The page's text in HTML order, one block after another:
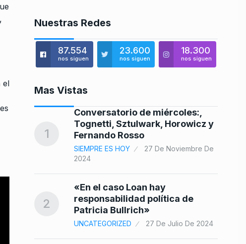
el
Nuestras Redes
87.554
nos siguen
23.600
nos siguen
18.300
nos siguen
Mas Vistas
se
1
Conversatorio de miércoles:,
Tognetti, Sztulwark, Horowicz y
Fernando Rosso
SIEMPRE ES HOY
27 De Noviembre De
2024
2
«En el caso Loan hay
responsabilidad política de
Patricia Bullrich»
UNCATEGORIZED 27 De Julio De 2024